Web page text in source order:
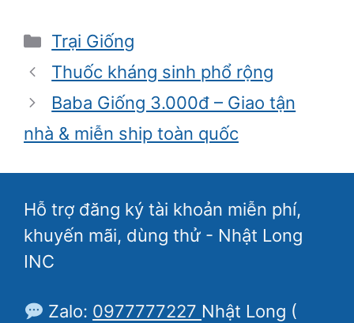
Danh
mục
Trại Giống
Thuốc kháng sinh phổ rộng
Baba Giống 3.000đ – Giao tận
nhà & miễn ship toàn quốc
Hỗ trợ đăng ký tài khoản miễn phí,
khuyến mãi, dùng thử - Nhật Long
INC
Zalo: 0977777227 Nhật Long (